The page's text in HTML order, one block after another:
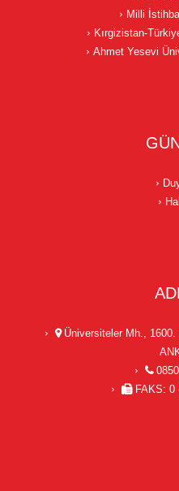
Milli
Kırgizistan-
Ahmet Yesevi
Üniversiteler Mh., 1600.
FAKS: 0